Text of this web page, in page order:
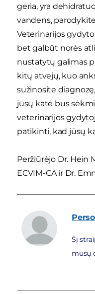
geria, yra
vandens,
Veterinarijos
bet galbūt norės
nustatytų galimas
kitų atvejų, kuo
sužinosite
jūsų katė bus
veterinarijos
patikinti, kad jūsų
Peržiūrėjo Dr. Hein
ECVIM-CA ir Dr.
Šį
mūsų